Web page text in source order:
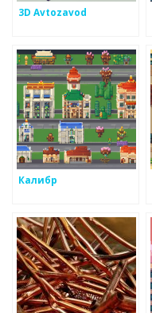
3D Avtozavod
Калибр